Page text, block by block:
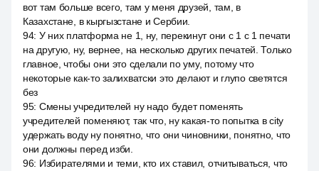
вот там больше всего, там у меня друзей, там, в
Казахстане, в кыргызстане и Сербии.
94: У них платформа не 1, ну, перекинут они с 1 с 1 печати
на другую, ну, вернее, на несколько других печатей. Только
главное, чтобы они это сделали по уму, потому что
некоторые как-то залихватски это делают и глупо светятся
без
95: Смены учредителей ну надо будет поменять
учредителей поменяют, так что, ну какая-то попытка в city
удержать воду ну понятно, что они чиновники, понятно, что
они должны перед изби.
96: Избирателями и теми, кто их ставил, отчитываться, что